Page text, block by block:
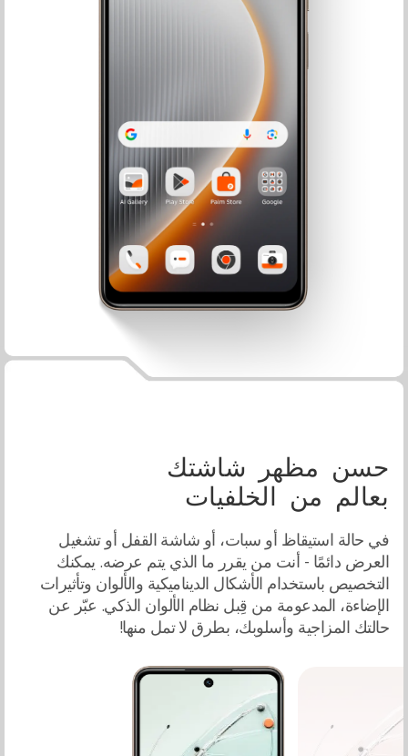
حسن مظهر شاشتك
بعالم من الخلفيات
في حالة استيقاظ أو سبات، أو شاشة القفل أو تشغيل
العرض دائمًا - أنت من يقرر ما الذي يتم عرضه. يمكنك
التخصيص باستخدام الأشكال الديناميكية والألوان وتأثيرات
الإضاءة، المدعومة من قِبل نظام الألوان الذكي. عبّر عن
حالتك المزاجية وأسلوبك، بطرق لا تمل منها!